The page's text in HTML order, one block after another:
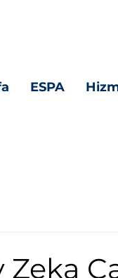
ESPA
Zeka